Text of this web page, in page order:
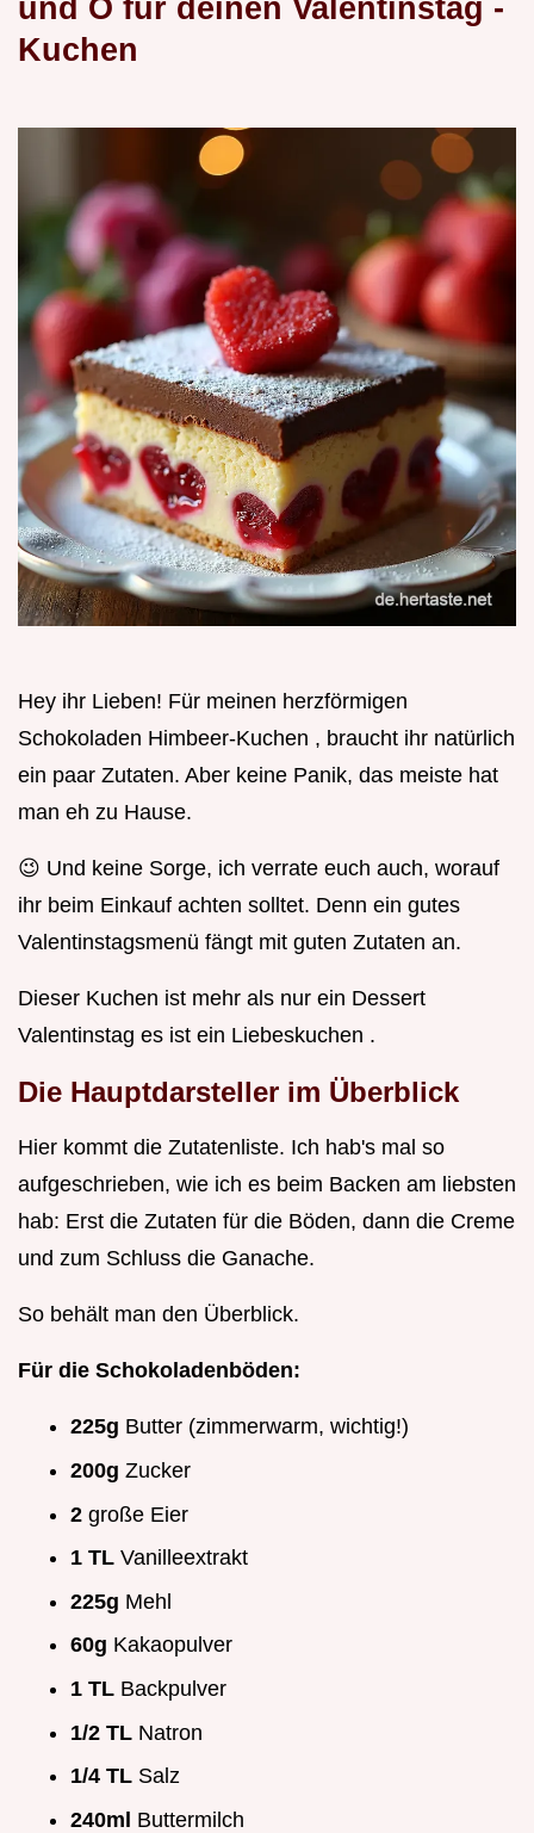
und O für deinen Valentinstag -
Kuchen
Hey ihr Lieben! Für meinen herzförmigen
Schokoladen Himbeer-Kuchen , braucht ihr natürlich
ein paar Zutaten. Aber keine Panik, das meiste hat
man eh zu Hause.
😉 Und keine Sorge, ich verrate euch auch, worauf
ihr beim Einkauf achten solltet. Denn ein gutes
Valentinstagsmenü fängt mit guten Zutaten an.
Dieser Kuchen ist mehr als nur ein Dessert
Valentinstag es ist ein Liebeskuchen .
Die Hauptdarsteller im Überblick
Hier kommt die Zutatenliste. Ich hab's mal so
aufgeschrieben, wie ich es beim Backen am liebsten
hab: Erst die Zutaten für die Böden, dann die Creme
und zum Schluss die Ganache.
So behält man den Überblick.
Für die Schokoladenböden:
225g Butter (zimmerwarm, wichtig!)
200g Zucker
2 große Eier
1 TL Vanilleextrakt
225g Mehl
60g Kakaopulver
1 TL Backpulver
1/2 TL Natron
1/4 TL Salz
240ml Buttermilch